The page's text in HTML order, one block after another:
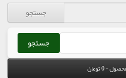
جستجو
جستجو